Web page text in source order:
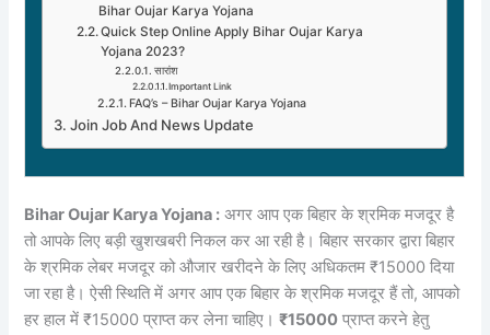
Bihar Oujar Karya Yojana
Quick Step Online Apply Bihar Oujar Karya
Yojana 2023?
सारांश
Important Link
FAQ’s – Bihar Oujar Karya Yojana
Join Job And News Update
Bihar Oujar Karya Yojana : अगर आप एक बिहार के श्रमिक मजदूर है
तो आपके लिए बड़ी खुशखबरी निकल कर आ रही है। बिहार सरकार द्वारा बिहार
के श्रमिक लेबर मजदूर को औजार खरीदने के लिए अधिकतम ₹15000 दिया
जा रहा है। ऐसी स्थिति में अगर आप एक बिहार के श्रमिक मजदूर हैं तो, आपको
हर हाल में ₹15000 प्राप्त कर लेना चाहिए।₹15000 प्राप्त करने हेतु